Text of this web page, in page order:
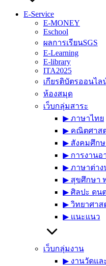
E-Service
E-MONEY
Eschool
ผลการเรียนSGS
E-Learning
E-library
ITA2025
เกียรติบัตรออนไล
ห้องสมุด
เว็บกลุ่มสาระ
▶︎ ภาษาไทย
▶︎ คณิตศาส
▶︎ สังคมศึกษ
▶︎ การงานอ
▶︎ ภาษาต่าง
▶︎ สุขศึกษา
▶︎ ศิลปะ ดน
▶︎ วิทยาศาส
▶︎ แนะแนว
เว็บกลุ่มงาน
▶︎ งานวัดแล